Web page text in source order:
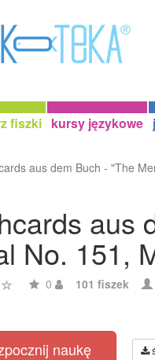
fiszki kursy językowe
aus dem Buch - "The
aus
No. 151,
0 101 fiszek
naukę